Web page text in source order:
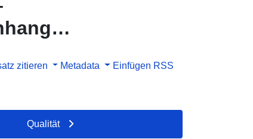
zitieren Metadata Einfügen RSS
Qualität